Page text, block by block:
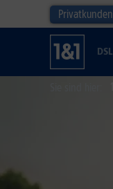
Privatkunden
DSL